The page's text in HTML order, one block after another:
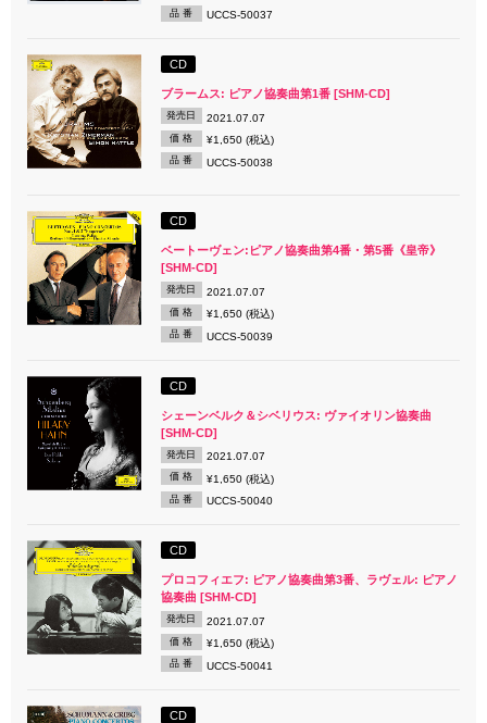
品 番 UCCS-50037
CD
ブラームス: ピアノ協奏曲第1番 [SHM-CD]
発売日 2021.07.07
価 格 ¥1,650 (税込)
品 番 UCCS-50038
CD
ベートーヴェン:ピアノ協奏曲第4番・第5番《皇帝》
[SHM-CD]
発売日 2021.07.07
価 格 ¥1,650 (税込)
品 番 UCCS-50039
CD
シェーンベルク＆シベリウス: ヴァイオリン協奏曲
[SHM-CD]
発売日 2021.07.07
価 格 ¥1,650 (税込)
品 番 UCCS-50040
CD
プロコフィエフ: ピアノ協奏曲第3番、ラヴェル: ピアノ
協奏曲 [SHM-CD]
発売日 2021.07.07
価 格 ¥1,650 (税込)
品 番 UCCS-50041
CD